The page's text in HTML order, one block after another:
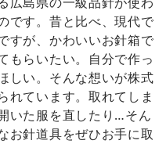
です。昔と比べ、現代で
すが、かわいいお針箱で
もらいたい。自分で作っ
しい。そんな想いが株式
れています。取れてしま
いた服を直したり…そん
お針道具をぜひお手に取